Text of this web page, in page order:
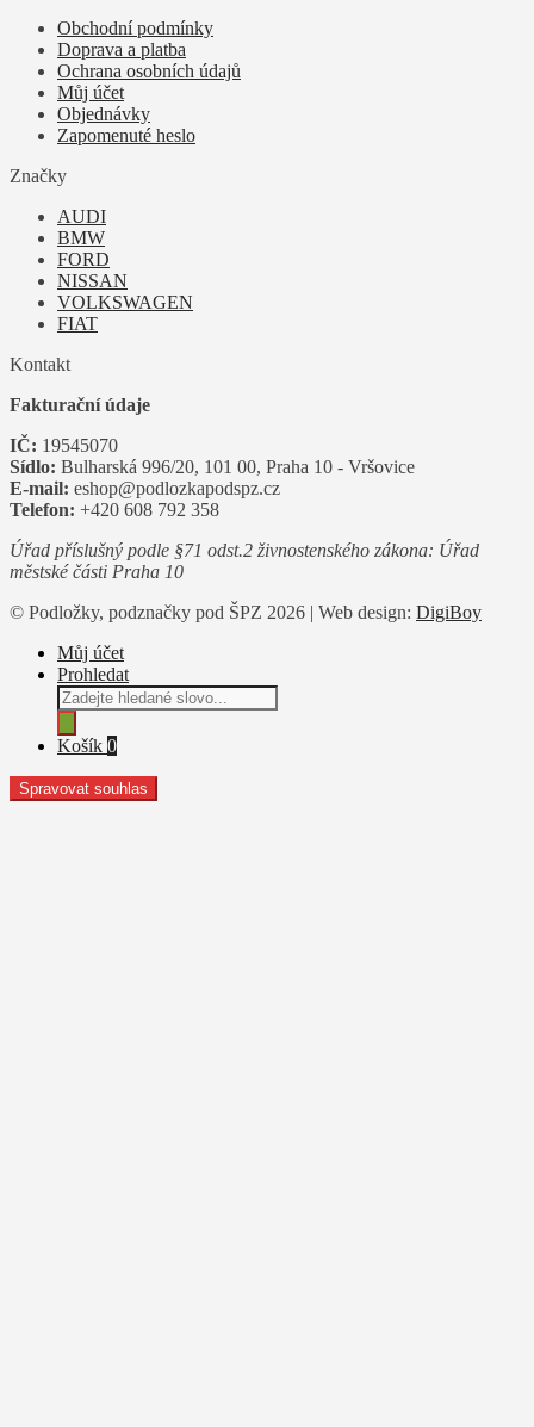
Obchodní podmínky
Doprava a platba
Ochrana osobních údajů
Můj účet
Objednávky
Zapomenuté heslo
Značky
AUDI
BMW
FORD
NISSAN
VOLKSWAGEN
FIAT
Kontakt
Fakturační údaje
IČ: 19545070
Sídlo: Bulharská 996/20, 101 00, Praha 10 - Vršovice
E-mail: eshop@podlozkapodspz.cz
Telefon: +420 608 792 358
Úřad příslušný podle §71 odst.2 živnostenského zákona: Úřad
městské části Praha 10
© Podložky, podznačky pod ŠPZ 2026 | Web design: DigiBoy
Můj účet
Prohledat
Products
search
Košík 0
Spravovat souhlas